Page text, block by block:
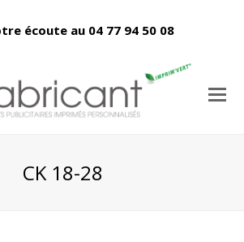
écoute au 04 77 94 50 08
CK 18-28